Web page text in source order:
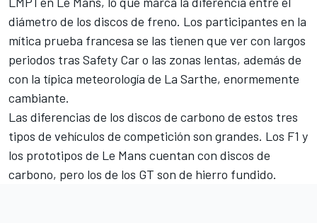
diámetro de los discos de freno. Los participantes en la
mítica prueba francesa se las tienen que ver con largos
periodos tras Safety Car o las zonas lentas, además de
con la típica meteorología de La Sarthe, enormemente
cambiante.
Las diferencias de los discos de carbono de estos tres
tipos de vehículos de competición son grandes. Los F1 y
los prototipos de Le Mans cuentan con discos de
carbono, pero los de los GT son de hierro fundido.